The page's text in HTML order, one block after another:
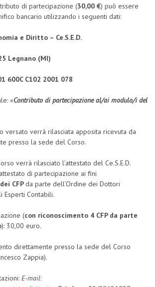
di partecipazione (30,00 €) può essere
bancario utilizzando i seguenti dati:
e Diritto – Ce.S.E.D.
Legnano (MI)
600C C102 2001 078
«Contributo di partecipazione al/ai modulo/i del
versato verrà rilasciata apposita ricevuta da
presso la sede del Corso.
verrà rilasciato l’attestato del Ce.S.E.D.
di partecipazione ai fini
CFPda parte dell’Ordine dei Dottori
Esperti Contabili.
(con riconoscimento 4 CFP da parte
): 30,00 euro.
direttamente presso la sede del Corso
Zappia).
E-mail: